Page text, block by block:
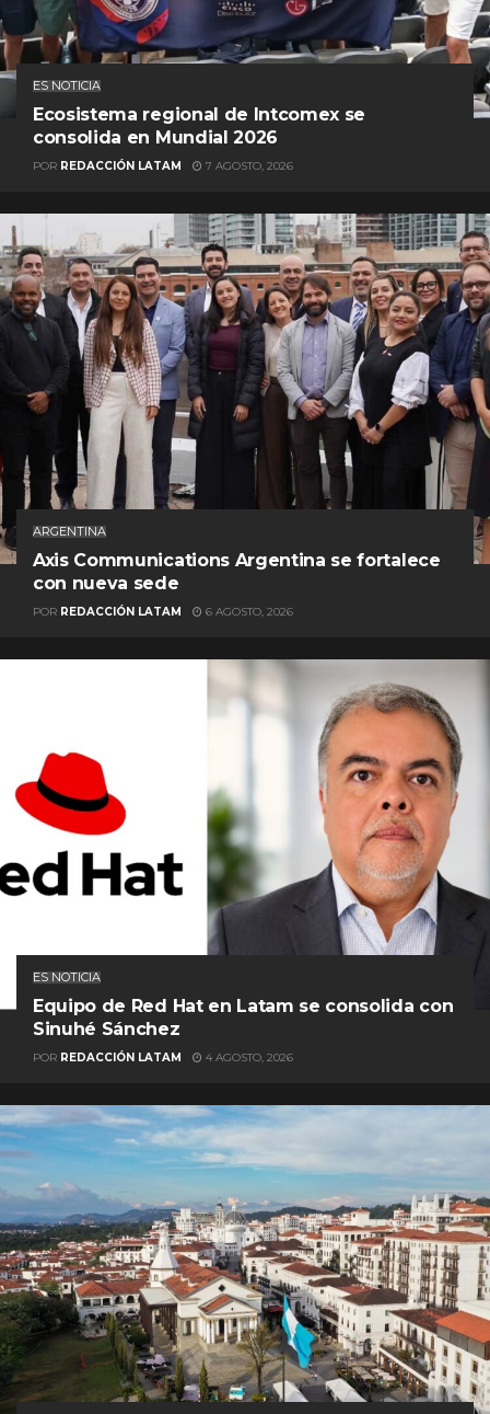
ES NOTICIA
Ecosistema regional de Intcomex se
consolida en Mundial 2026
POR REDACCIÓN LATAM 7 AGOSTO, 2026
ARGENTINA
Axis Communications Argentina se fortalece
con nueva sede
POR REDACCIÓN LATAM 6 AGOSTO, 2026
ES NOTICIA
Equipo de Red Hat en Latam se consolida con
Sinuhé Sánchez
POR REDACCIÓN LATAM 4 AGOSTO, 2026